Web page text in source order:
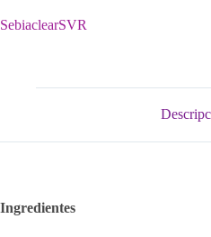
SebiaclearSVR
Ingredientes